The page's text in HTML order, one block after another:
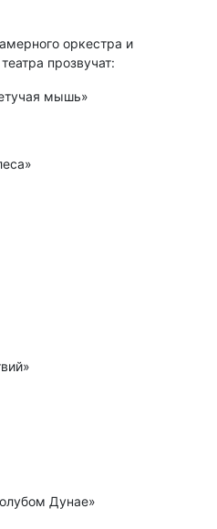
оркестра и
прозвучат:
мышь»
Дунае»